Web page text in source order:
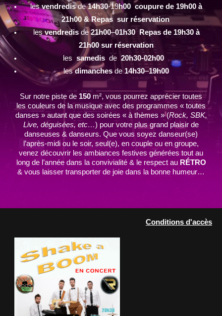
lesvendredisde14h30-19h00 coupure de 19h00 à
21h00 & Repas sur réservation
lesvendredisde21h00–01h30 Repas de 19h30 à
21h00 sur réservation
les samedis de20h30-02h00
lesdimanches de 14h30–19h00
Sur notre piste de 150 m², vous pourrez apprécier toutes
les couleurs de la musique avec des programmes « toutes
danses » autant que des soirées « à thèmes » (Rock, SBK,
Live, déguisées, etc…) pour votre plus grand plaisir de
danseuses & danseurs. Que vous soyez danseur(se)
l’après-midi ou le soir, seul(e), en couple ou en groupe,
venez découvrir les ambiances festives générées tout au
long de l’année dans la convivialité & le respect au RÉTRO
& vous laisser transporter de joie dans la bonne humeur…
Conditions d'accès